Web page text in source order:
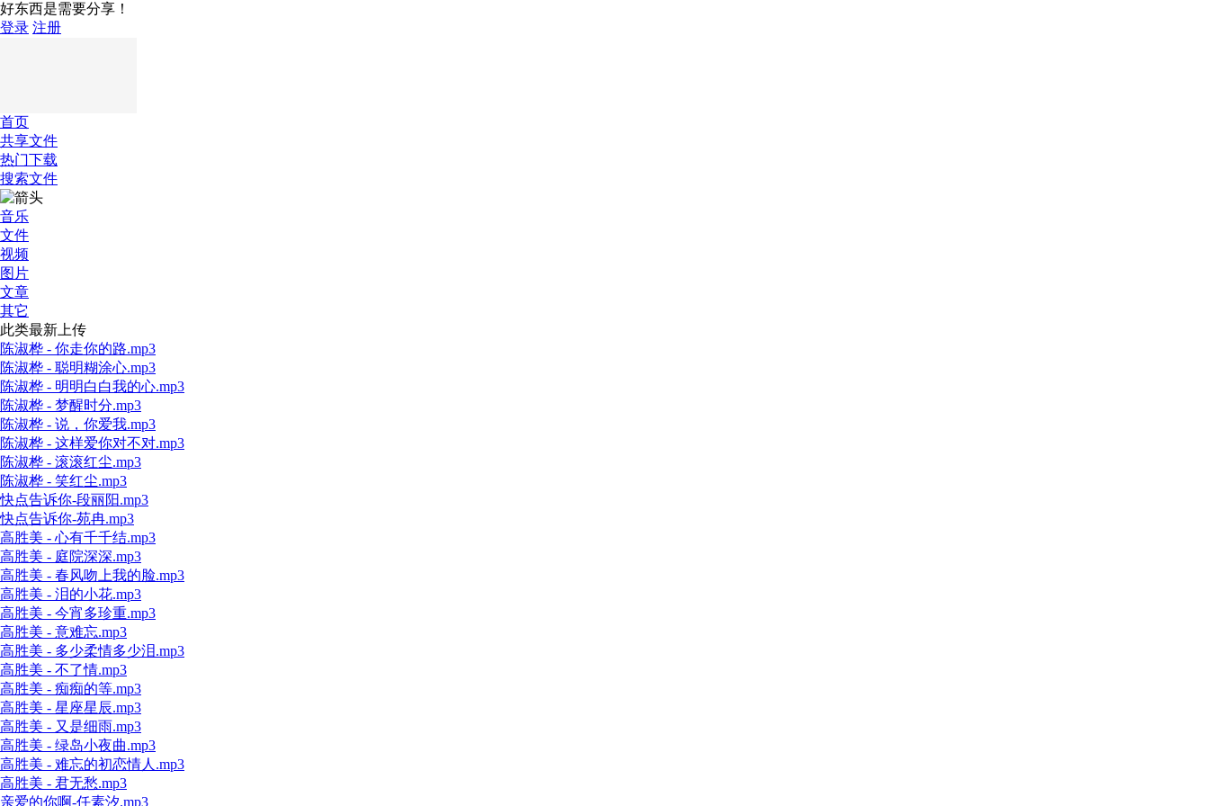
好东西是需要分享！
登录 注册
首页
共享文件
热门下载
搜索文件
音乐
文件
视频
图片
文章
其它
此类最新上传
陈淑桦 - 你走你的路.mp3
陈淑桦 - 聪明糊涂心.mp3
陈淑桦 - 明明白白我的心.mp3
陈淑桦 - 梦醒时分.mp3
陈淑桦 - 说，你爱我.mp3
陈淑桦 - 这样爱你对不对.mp3
陈淑桦 - 滚滚红尘.mp3
陈淑桦 - 笑红尘.mp3
快点告诉你-段丽阳.mp3
快点告诉你-苑冉.mp3
高胜美 - 心有千千结.mp3
高胜美 - 庭院深深.mp3
高胜美 - 春风吻上我的脸.mp3
高胜美 - 泪的小花.mp3
高胜美 - 今宵多珍重.mp3
高胜美 - 意难忘.mp3
高胜美 - 多少柔情多少泪.mp3
高胜美 - 不了情.mp3
高胜美 - 痴痴的等.mp3
高胜美 - 星座星辰.mp3
高胜美 - 又是细雨.mp3
高胜美 - 绿岛小夜曲.mp3
高胜美 - 难忘的初恋情人.mp3
高胜美 - 君无愁.mp3
亲爱的你啊-任素汐.mp3